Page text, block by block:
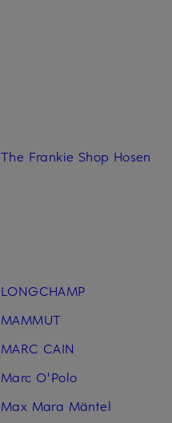
The Frankie Shop Hosen
LONGCHAMP
MAMMUT
MARC CAIN
Marc O'Polo
Max Mara Mäntel